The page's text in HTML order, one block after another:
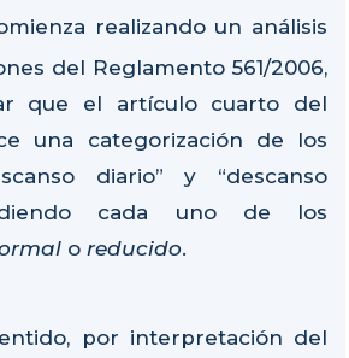
realizando un análisis
del Reglamento 561/2006,
que el artículo cuarto del
una categorización de los
diario” y “descanso
cada uno de los
o reducido.
por interpretación del